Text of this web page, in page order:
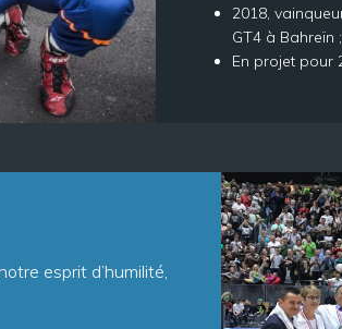
2018,
GT4 à Bahreïn ;
En projet pour
esprit d’humilité,